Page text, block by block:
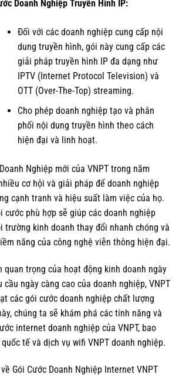
Doanh Nghiệp Truyền Hình IP:
Đối với các doanh nghiệp cung cấp nội
dung truyền hình, gói này cung cấp các
giải pháp truyền hình IP đa dạng như
IPTV (Internet Protocol Television) và
OTT (Over-The-Top) streaming.
Cho phép doanh nghiệp tạo và phân
phối nội dung truyền hình theo cách
hiện đại và linh hoạt.
Nghiệp mới của VNPT trong năm
cơ hội và giải pháp để doanh nghiệp
cạnh tranh và hiệu suất làm việc của họ.
cước phù hợp sẽ giúp các doanh nghiệp
trường kinh doanh thay đổi nhanh chóng và
năng của công nghệ viễn thông hiện đại.
quan trọng của hoạt động kinh doanh ngày
cầu ngày càng cao của doanh nghiệp, VNPT
các gói cước doanh nghiệp chất lượng
chúng ta sẽ khám phá các tính năng và
internet doanh nghiệp của VNPT, bao
tế và dịch vụ wifi VNPT doanh nghiệp.
Gói Cước Doanh Nghiệp Internet VNPT